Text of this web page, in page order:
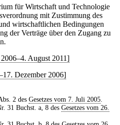
für Wirtschaft und Technologie
mit Zustimmung des
wirtschaftlichen Bedingungen
der Verträge über den Zugang zu
August 2011]
Dezember 2006]
2 des Gesetzes vom 7. Juli 2005.
31 Buchst. a, 8 des Gesetzes vom 26.